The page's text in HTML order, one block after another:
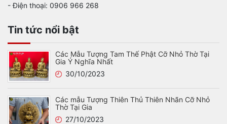
- Điện thoại: 0906 966 268
Tin tức nổi bật
Các Mẫu Tượng Tam Thế Phật Cỡ Nhỏ Thờ Tại
Gia Ý Nghĩa Nhất
30/10/2023
Các mẫu Tượng Thiên Thủ Thiên Nhãn Cỡ Nhỏ
Thờ Tại Gia
27/10/2023